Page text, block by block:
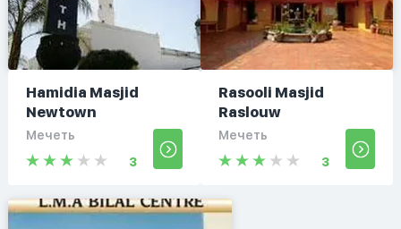
Hamidia Masjid
Newtown
Мечеть
3
Rasooli Masjid
Raslouw
Мечеть
3